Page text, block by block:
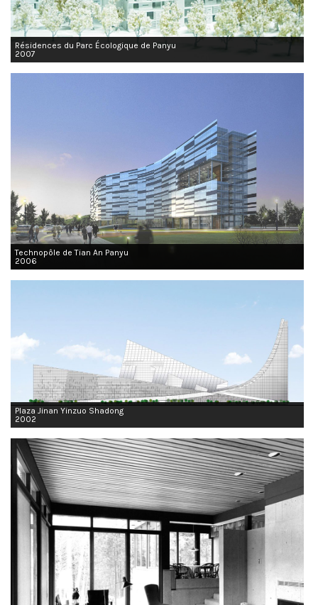
Résidences du Parc Écologique de Panyu
2007
Technopôle de Tian An Panyu
2006
Plaza Jinan Yinzuo Shadong
2002